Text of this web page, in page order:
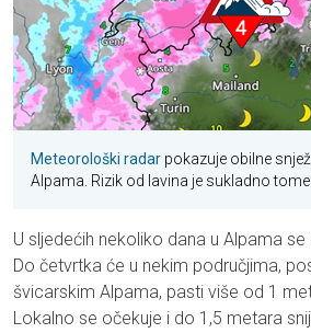
Meteorološki radar pokazuje obilne
Alpama. Rizik od lavina je sukladno tome
U sljedećih nekoliko dana u Alpama
Do četvrtka će u nekim područjima,
švicarskim Alpama, pasti više od 1
Lokalno se očekuje i do 1,5 metara